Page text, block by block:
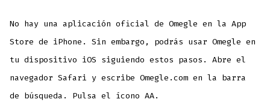
No hay una aplicación oficial de Omegle en la App
Store de iPhone. Sin embargo, podrás usar Omegle en
tu dispositivo iOS siguiendo estos pasos. Abre el
navegador Safari y escribe Omegle.com en la barra
de búsqueda. Pulsa el ícono AA.